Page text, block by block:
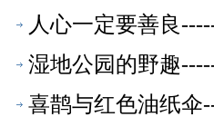
人心一定要善良
湿地公园的野趣
喜鹊与红色油纸伞